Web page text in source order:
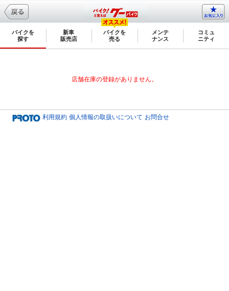
バイクを
探す
新車
販売店
バイクを
売る
メンテ
ナンス
コミュ
ニティ
店舗在庫の登録がありません。
利用規約 個人情報の取扱いについて お問合せ